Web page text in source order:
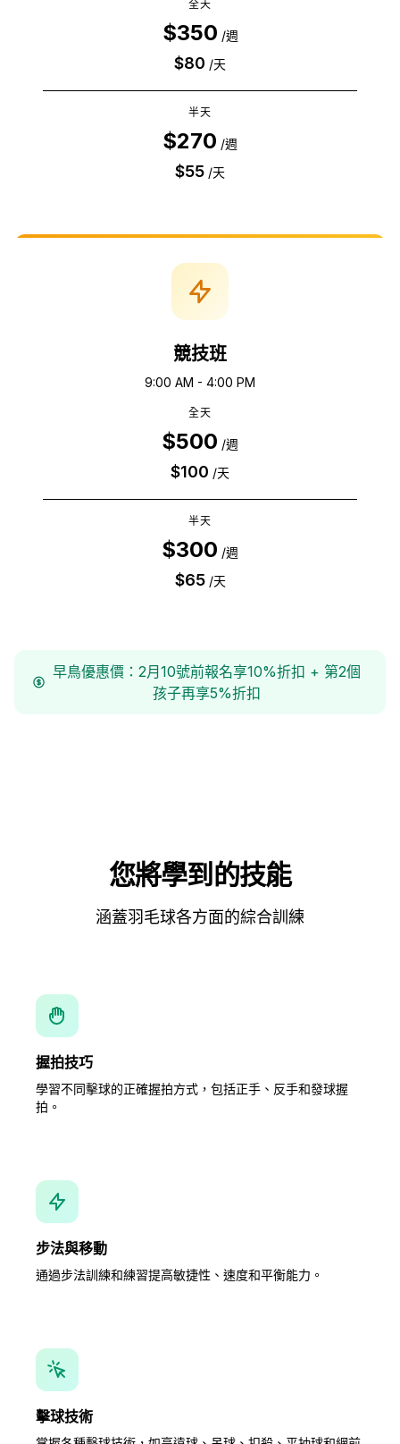
全天
$350 /週
$80 /天
半天
$270 /週
$55 /天
競技班
9:00 AM - 4:00 PM
全天
$500 /週
$100 /天
半天
$300 /週
$65/天
早鳥優惠價：2月10號前報名享10%折扣 + 第2個
孩子再享5%折扣
您將學到的技能
涵蓋羽毛球各方面的綜合訓練
握拍技巧
學習不同擊球的正確握拍方式，包括正手、反手和發球握
拍。
步法與移動
通過步法訓練和練習提高敏捷性、速度和平衡能力。
擊球技術